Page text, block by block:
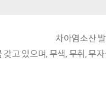
차아염소산
고 있으며, 무색, 무취, 무